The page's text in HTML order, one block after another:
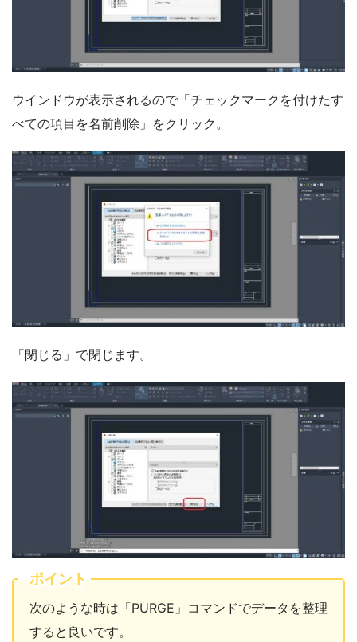
ウインドウが表示されるので「チェックマークを付けたす
べての項目を名前削除」をクリック。
「閉じる」で閉じます。
ポイント
次のような時は「PURGE」コマンドでデータを整理
すると良いです。